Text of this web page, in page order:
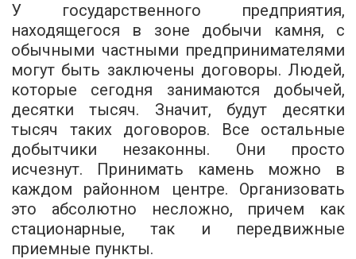
У государственного предприятия,
находящегося в зоне добычи камня, с
обычными частными предпринимателями
могут быть заключены договоры. Людей,
которые сегодня занимаются добычей,
десятки тысяч. Значит, будут десятки
тысяч таких договоров. Все остальные
добытчики незаконны. Они просто
исчезнут. Принимать камень можно в
каждом районном центре. Организовать
это абсолютно несложно, причем как
стационарные, так и передвижные
приемные пункты.